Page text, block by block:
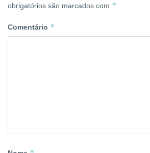
obrigatórios são marcados com *
Comentário *